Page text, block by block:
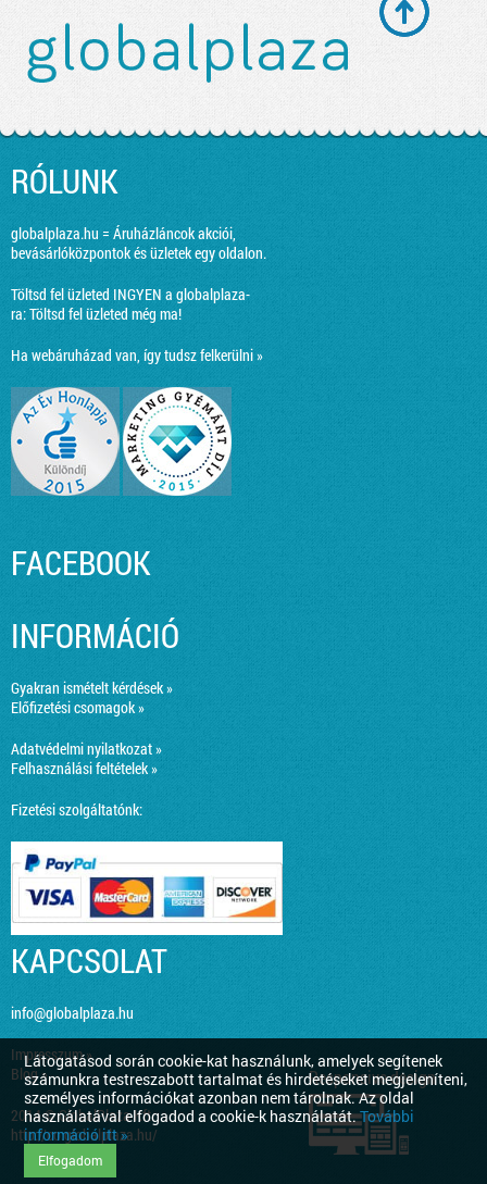
Látogatásod során cookie-kat használunk, amelyek segítenek
számunkra testreszabott tartalmat és hirdetéseket megjeleníteni,
személyes információkat azonban nem tárolnak. Az oldal
használatával elfogadod a cookie-k használatát.További
információ itt »
Elfogadom
RÓLUNK
globalplaza.hu = Áruházláncok akciói,
bevásárlóközpontok és üzletek egy oldalon.
Töltsd fel üzleted INGYEN a globalplaza-
ra:Töltsd fel üzleted még ma!
Ha webáruházad van, így tudsz felkerülni »
FACEBOOK
INFORMÁCIÓ
Gyakran ismételt kérdések »
Előfizetési csomagok »
Adatvédelmi nyilatkozat »
Felhasználási feltételek »
Fizetési szolgáltatónk:
KAPCSOLAT
info@globalplaza.hu
Impresszum »
Blog »
2014 © GlobalPlaza Kft.
http://co.globalplaza.hu/
Responsive design